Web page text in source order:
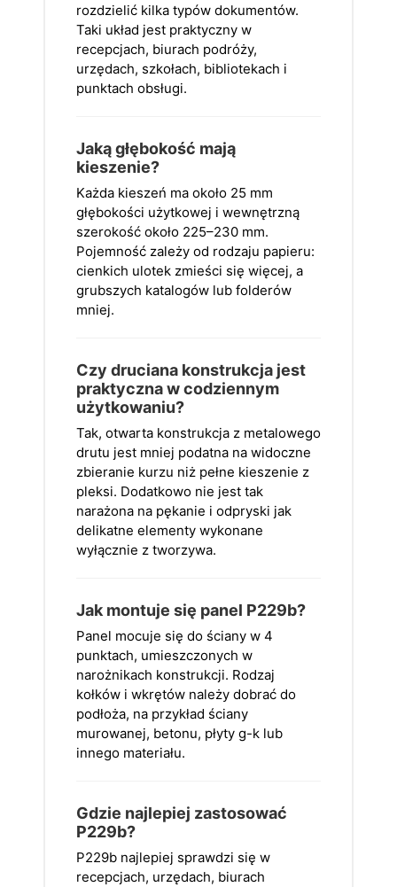
rozdzielić kilka typów dokumentów.
Taki układ jest praktyczny w
recepcjach, biurach podróży,
urzędach, szkołach, bibliotekach i
punktach obsługi.
Jaką głębokość mają
kieszenie?
Każda kieszeń ma około 25 mm
głębokości użytkowej i wewnętrzną
szerokość około 225–230 mm.
Pojemność zależy od rodzaju papieru:
cienkich ulotek zmieści się więcej, a
grubszych katalogów lub folderów
mniej.
Czy druciana konstrukcja jest
praktyczna w codziennym
użytkowaniu?
Tak, otwarta konstrukcja z metalowego
drutu jest mniej podatna na widoczne
zbieranie kurzu niż pełne kieszenie z
pleksi. Dodatkowo nie jest tak
narażona na pękanie i odpryski jak
delikatne elementy wykonane
wyłącznie z tworzywa.
Jak montuje się panel P229b?
Panel mocuje się do ściany w 4
punktach, umieszczonych w
narożnikach konstrukcji. Rodzaj
kołków i wkrętów należy dobrać do
podłoża, na przykład ściany
murowanej, betonu, płyty g-k lub
innego materiału.
Gdzie najlepiej zastosować
P229b?
P229b najlepiej sprawdzi się w
recepcjach, urzędach, biurach